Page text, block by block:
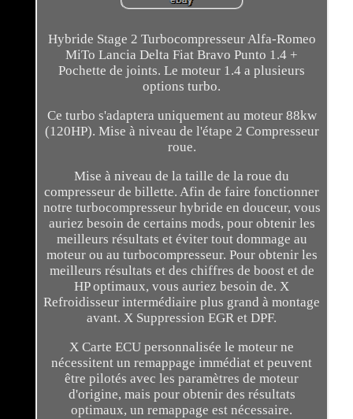
Hybride Stage 2 Turbocompresseur Alfa-Romeo
MiTo Lancia Delta Fiat Bravo Punto 1.4 +
Pochette de joints. Le moteur 1.4 a plusieurs
options turbo.
Ce turbo s'adaptera uniquement au moteur 88kw
(120HP). Mise à niveau de l'étape 2 Compresseur
roue.
Mise à niveau de la taille de la roue du
compresseur de billette. Afin de faire fonctionner
notre turbocompresseur hybride en douceur, vous
auriez besoin de certains mods, pour obtenir les
meilleurs résultats et éviter tout dommage au
moteur ou au turbocompresseur. Pour obtenir les
meilleurs résultats et des chiffres de boost et de
HP optimaux, vous auriez besoin de. X
Refroidisseur intermédiaire plus grand à montage
avant. X Suppression EGR et DPF.
X Carte ECU personnalisée le moteur ne
nécessitent un remappage immédiat et peuvent
être pilotés avec les paramètres de moteur
d'origine, mais pour obtenir des résultats
optimaux, un remappage est nécessaire.